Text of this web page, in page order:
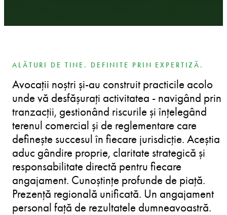
ALĂTURI DE TINE. DEFINITE PRIN EXPERTIZĂ.
Avocații noștri și-au construit practicile acolo
unde vă desfășurați activitatea - navigând prin
tranzacții, gestionând riscurile și înțelegând
terenul comercial și de reglementare care
definește succesul în fiecare jurisdicție. Aceștia
aduc gândire proprie, claritate strategică și
responsabilitate directă pentru fiecare
angajament. Cunoștințe profunde de piață.
Prezență regională unificată. Un angajament
personal față de rezultatele dumneavoastră.